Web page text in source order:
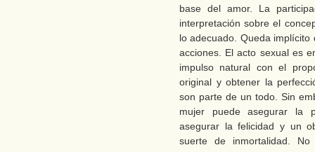
base del amor. La
interpretación sobre el
lo adecuado. Queda
acciones. El acto sexual es
impulso natural con el
original y obtener la
son parte de un todo. Sin
mujer puede asegurar la
asegurar la felicidad y un
suerte de inmortalidad.